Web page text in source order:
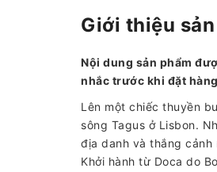
Giới thiệu
Nội dung sản phẩm
nhắc trước khi đặt
Lên một chiếc thuyền
sông Tagus ở Lisbon.
địa danh và thắng cảnh
Khởi hành từ Doca do